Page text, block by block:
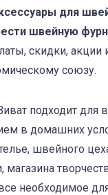
для
швейную
скидки, акции
союзу.
подходит для
в домашних
швейного
магазина
необходимое